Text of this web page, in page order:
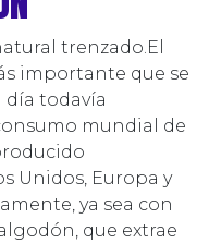
trenzado.El
importante que se
día todavía
mundial de
Unidos, Europa y
ya sea con
que extrae